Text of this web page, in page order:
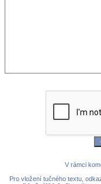
V rámci
Pro vložení tučného textu,